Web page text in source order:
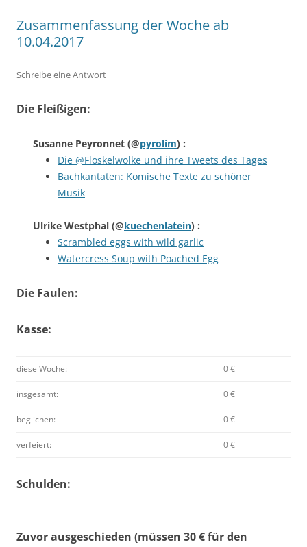
Zusammenfassung der Woche ab
10.04.2017
Schreibe eine Antwort
Die Fleißigen:
Susanne Peyronnet (@pyrolim) :
Die @Floskelwolke und ihre Tweets des Tages
Bachkantaten: Komische Texte zu schöner
Musik
Ulrike Westphal (@kuechenlatein) :
Scrambled eggs with wild garlic
Watercress Soup with Poached Egg
Die Faulen:
Kasse:
diese Woche: 0 €
insgesamt: 0 €
beglichen: 0 €
verfeiert: 0 €
Schulden:
Zuvor ausgeschieden (müssen 30 € für den